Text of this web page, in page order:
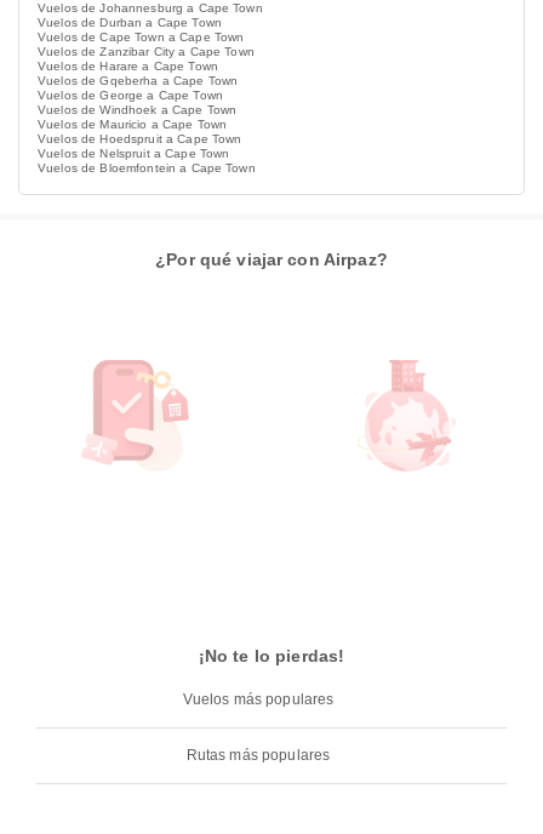
Vuelos de Johannesburg a Cape Town
Vuelos de Durban a Cape Town
Vuelos de Cape Town a Cape Town
Vuelos de Zanzibar City a Cape Town
Vuelos de Harare a Cape Town
Vuelos de Gqeberha a Cape Town
Vuelos de George a Cape Town
Vuelos de Windhoek a Cape Town
Vuelos de Mauricio a Cape Town
Vuelos de Hoedspruit a Cape Town
Vuelos de Nelspruit a Cape Town
Vuelos de Bloemfontein a Cape Town
¿Por qué viajar con Airpaz?
¡No te lo pierdas!
Vuelos más populares
Rutas más populares